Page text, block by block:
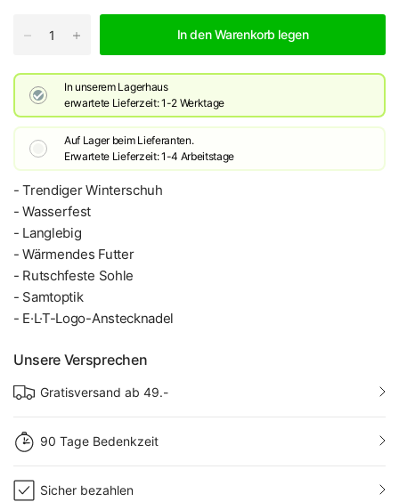
In den Warenkorb legen
In unserem Lagerhaus
erwartete Lieferzeit: 1-2 Werktage
Auf Lager beim Lieferanten.
Erwartete Lieferzeit: 1-4 Arbeitstage
- Trendiger Winterschuh
- Wasserfest
- Langlebig
- Wärmendes Futter
- Rutschfeste Sohle
- Samtoptik
- E·L·T-Logo-Anstecknadel
Unsere Versprechen
Gratisversand ab 49.-
90 Tage Bedenkzeit
Sicher bezahlen